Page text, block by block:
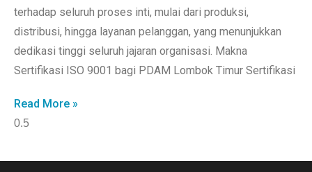
terhadap seluruh proses inti, mulai dari produksi,
distribusi, hingga layanan pelanggan, yang menunjukkan
dedikasi tinggi seluruh jajaran organisasi. Makna
Sertifikasi ISO 9001 bagi PDAM Lombok Timur Sertifikasi
Read More »